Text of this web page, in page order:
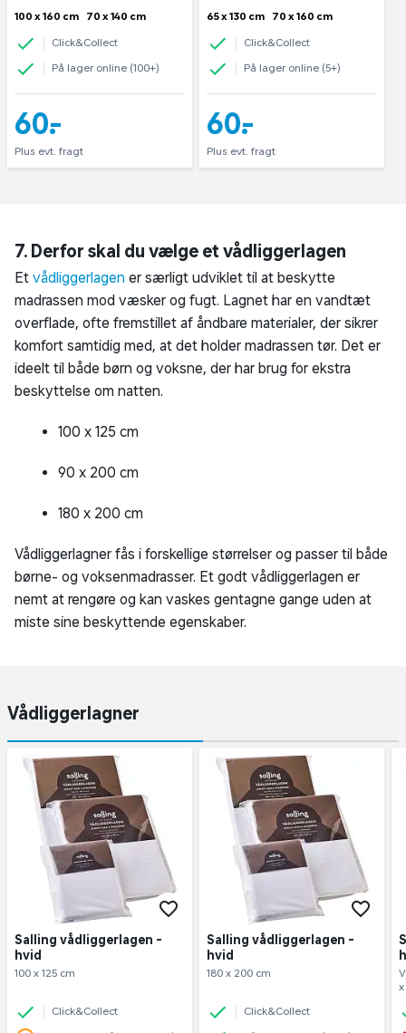
100 x 160 cm
70 x 140 cm
Click&Collect
På lager online (100+)
60,-
Plus evt. fragt
65 x 130 cm
70 x 160 cm
Click&Collect
På lager online (5+)
60,-
Plus evt. fragt
7. Derfor skal du vælge et vådliggerlagen
Et vådliggerlagen er særligt udviklet til at beskytte
madrassen mod væsker og fugt. Lagnet har en vandtæt
overflade, ofte fremstillet af åndbare materialer, der sikrer
komfort samtidig med, at det holder madrassen tør. Det er
ideelt til både børn og voksne, der har brug for ekstra
beskyttelse om natten.
100 x 125 cm
90 x 200 cm
180 x 200 cm
Vådliggerlagner fås i forskellige størrelser og passer til både
børne- og voksenmadrasser. Et godt vådliggerlagen er
nemt at rengøre og kan vaskes gentagne gange uden at
miste sine beskyttende egenskaber.
Vådliggerlagner
Salling vådliggerlagen -
hvid
100 x 125 cm
Click&Collect
Salling vådliggerlagen -
hvid
180 x 200 cm
Click&Collect